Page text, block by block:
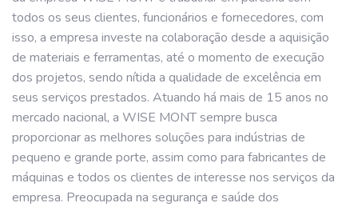
todos os seus clientes, funcionários e fornecedores, com
isso, a empresa investe na colaboração desde a aquisição
de materiais e ferramentas, até o momento de execução
dos projetos, sendo nítida a qualidade de excelência em
seus serviços prestados. Atuando há mais de 15 anos no
mercado nacional, a WISE MONT sempre busca
proporcionar as melhores soluções para indústrias de
pequeno e grande porte, assim como para fabricantes de
máquinas e todos os clientes de interesse nos serviços da
empresa. Preocupada na segurança e saúde dos